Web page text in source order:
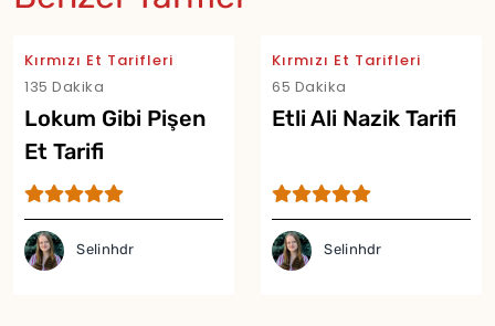
Kırmızı Et Tarifleri
135 Dakika
Lokum Gibi Pişen
Et Tarifi
Selinhdr
Kırmızı Et Tarifleri
65 Dakika
Etli Ali Nazik Tarifi
Selinhdr